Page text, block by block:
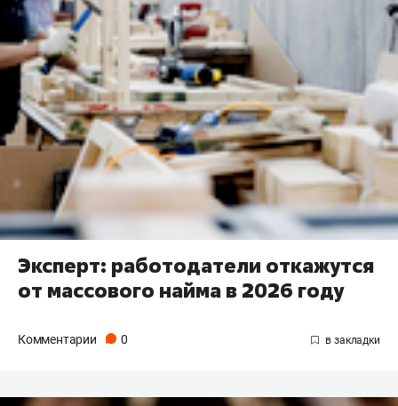
Эксперт: работодатели откажутся
от массового найма в 2026 году
Комментарии 0